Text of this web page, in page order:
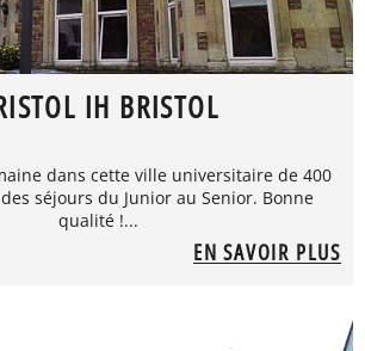
IH BRISTOL
dans cette ville universitaire de 400
séjours du Junior au Senior. Bonne
qualité !...
EN SAVOIR PLUS